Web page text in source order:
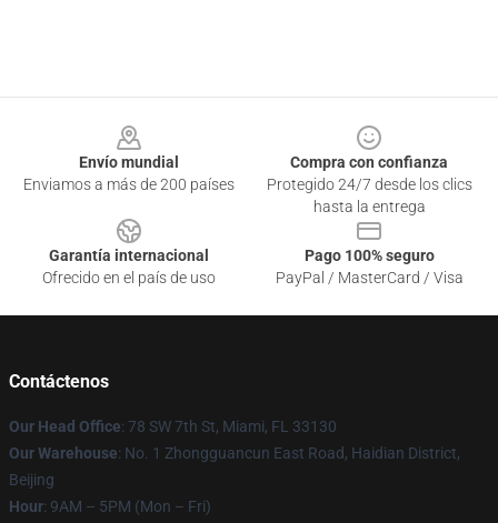
Envío mundial
Enviamos a más de 200 países
Compra con confianza
Protegido 24/7 desde los clics
hasta la entrega
Garantía internacional
Ofrecido en el país de uso
Pago 100% seguro
PayPal / MasterCard / Visa
Contáctenos
Our Head Office: 78 SW 7th St, Miami, FL 33130
Our Warehouse: No. 1 Zhongguancun East Road, Haidian District,
Beijing
Hour: 9AM – 5PM (Mon – Fri)